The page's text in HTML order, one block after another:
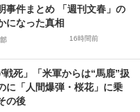
事件まとめ 「週刊文春」の
になった真相
16時間前
戦死」「米軍からは“馬鹿”扱
に「人間爆弾・桜花」に乗
の後